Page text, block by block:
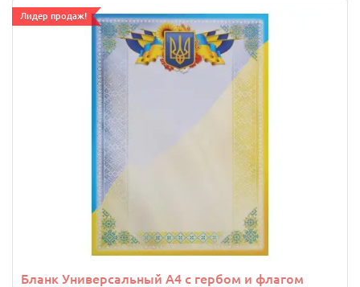
Лидер продаж!
Бланк Универсальный A4 с гербом и флагом